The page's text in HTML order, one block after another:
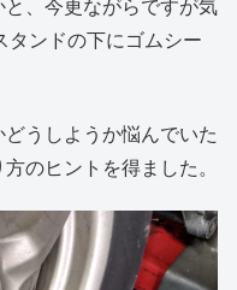
ンドの下にゴムシー
うしようか悩んでいた
のヒントを得ました。